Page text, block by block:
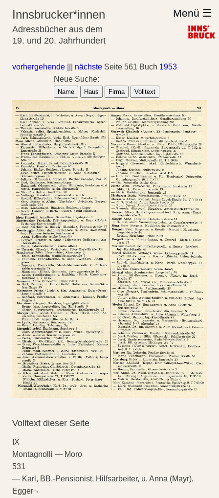
Innsbrucker*innen
Adressbücher aus dem
19. und 20. Jahrhundert
Menü ☰
vorhergehende nächste Seite 561 Buch 1953
Neue Suche:
Name Haus Firma Volltext
Volltext dieser Seite
IX
Montagnolli — Moro
531
— Karl, BB.-Pensionist, Hilfsarbeiter, u. Anna (Mayr),
Egger¬